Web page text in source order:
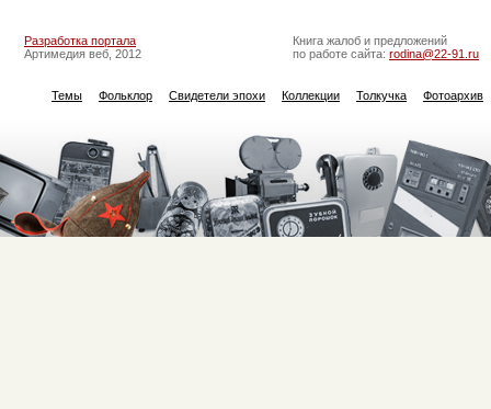
Разработка портала
Артимедия веб, 2012
Книга жалоб и предложений
по работе сайта: rodina@22-91.ru
Темы Фольклор Свидетели эпохи Коллекции Толкучка Фотоархив